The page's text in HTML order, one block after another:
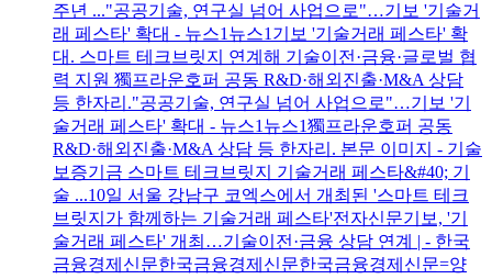
주년 ..."공공기술, 연구실 넘어 사업으로"…기보 '기술거
래 페스타' 확대 - 뉴스1뉴스1기보 '기술거래 페스타' 확
대. 스마트 테크브릿지 연계해 기술이전·금융·글로벌 협
력 지원 獨프라운호퍼 공동 R&D·해외진출·M&A 상담
등 한자리."공공기술, 연구실 넘어 사업으로"…기보 '기
술거래 페스타' 확대 - 뉴스1뉴스1獨프라운호퍼 공동
R&D·해외진출·M&A 상담 등 한자리. 본문 이미지 - 기술
보증기금 스마트 테크브릿지 기술거래 페스타&#40; 기
술 ...10일 서울 강남구 코엑스에서 개최된 '스마트 테크
브릿지가 함께하는 기술거래 페스타'전자신문기보, '기
술거래 페스타' 개최…기술이전·금융 상담 연계 | - 한국
금융경제신문한국금융경제신문한국금융경제신문=양